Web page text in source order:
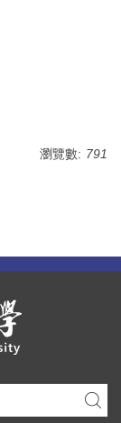
瀏覽數: 791